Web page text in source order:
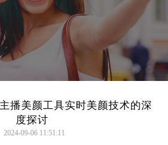
播美颜工具实时美颜技术的深
度探讨
09-06 11:51:11